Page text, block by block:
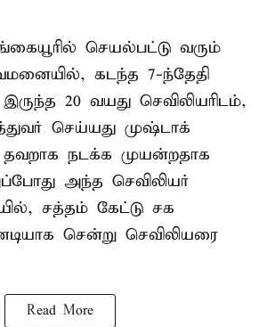
செயல்பட்டு வரும்
கடந்த 7-ந்தேதி
20 வயது செவிலியரிடம்,
செய்யது முஷ்டாக்
நடக்க முயன்றதாக
அந்த செவிலியர்
சத்தம் கேட்டு சக
சென்று செவிலியரை
Read More